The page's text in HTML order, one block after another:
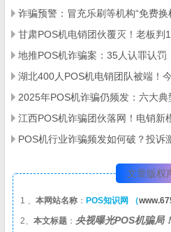
诈骗预警：冒充乐刷等机构“免费
2025年POS机诈骗仍频发：六大
江西POS机诈骗团伙落网！电销新
文章版权
1 、 本网站名称 ： POS知识网 （
2、 本文标题 ： 央视曝光POS机骗局